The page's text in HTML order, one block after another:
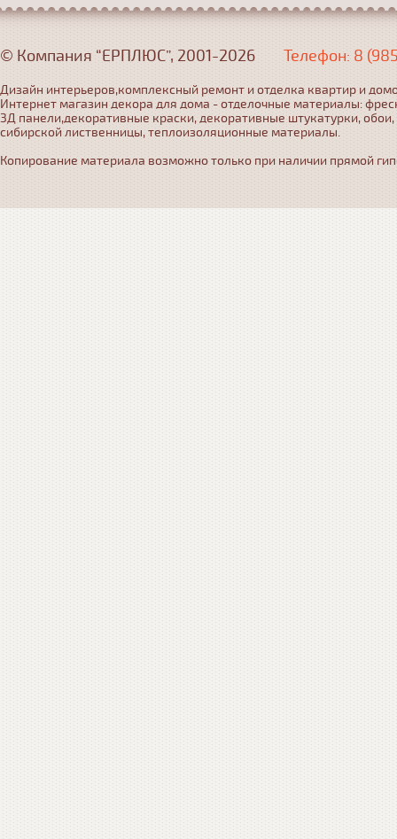
© Компания “ЕРПЛЮС”, 2001-2026 Телефон: 8
Дизайн интерьеров,комплексный ремонт и отделка квартир и
Интернет магазин декора для дома - отделочные материалы:
3Д панели,декоративные краски, декоративные штукатурки,
сибирской лиственницы, теплоизоляционные материалы.
Копирование материала возможно только при наличии прямой